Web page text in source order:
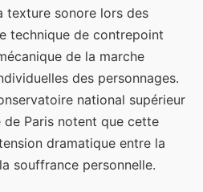
texture sonore lors des
technique de contrepoint
de la marche
des personnages.
national supérieur
Paris notent que cette
dramatique entre la
souffrance personnelle.